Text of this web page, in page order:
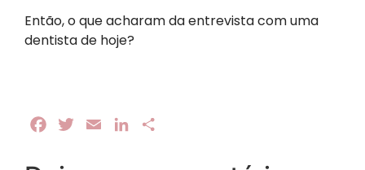
Então, o que acharam da entrevista com uma
dentista de hoje?
FacebookTwitterEmail LinkedIn